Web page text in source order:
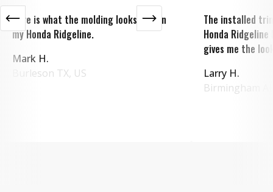
Here is what the molding looks like on
my Honda Ridgeline.
Mark H.
Burleson TX, US
The installed
Honda Ridgeline
gives me the
Larry H.
Birmingham